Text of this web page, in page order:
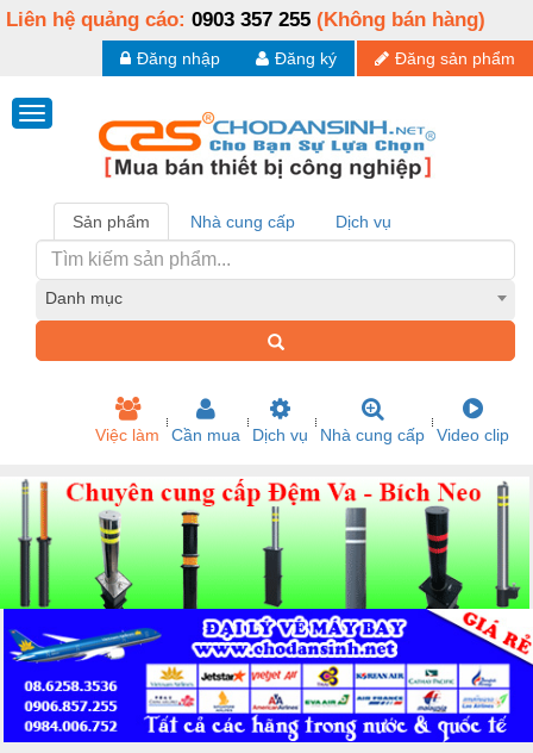
Liên hệ quảng cáo: 0903 357 255 (Không bán hàng)
Đăng sản phẩm
Đăng ký
Đăng nhập
Sản phẩm Nhà cung cấp Dịch vụ
Danh mục
Việc làm Cần mua Dịch vụ Nhà cung cấp Video clip